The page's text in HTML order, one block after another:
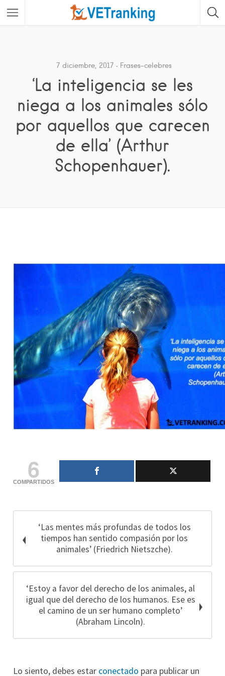
7 diciembre, 2017 Frases-celebres
‘La inteligencia se les
niega a los animales sólo
por aquellos que carecen
de ella’ (Arthur
Schopenhauer).
6
COMPARTIDOS
‘Las mentes más profundas de todos los
tiempos han sentido compasión por los
animales’ (Friedrich Nietszche).
‘Estoy a favor del derecho de los animales, al
igual que del derecho de los humanos. Ese es
el camino de un ser humano completo’
(Abraham Lincoln).
Lo siento, debes estar conectado para publicar un